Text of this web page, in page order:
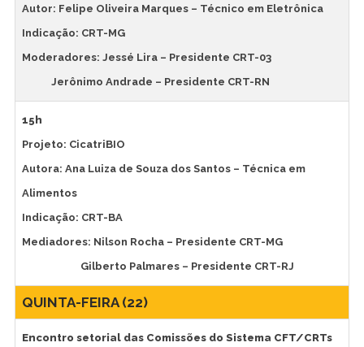
Autor: Felipe Oliveira Marques – Técnico em Eletrônica
Indicação: CRT-MG
Moderadores: Jessé Lira – Presidente CRT-03
Jerônimo Andrade – Presidente CRT-RN
15h
Projeto: CicatriBIO
Autora: Ana Luiza de Souza dos Santos – Técnica em
Alimentos
Indicação: CRT-BA
Mediadores: Nilson Rocha – Presidente CRT-MG
Gilberto Palmares – Presidente CRT-RJ
QUINTA-FEIRA (22)
Encontro setorial das Comissões do Sistema CFT/CRTs